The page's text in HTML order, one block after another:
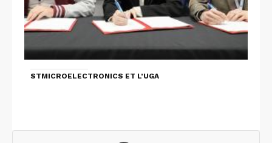
STMICROELECTRONICS ET L’UGA